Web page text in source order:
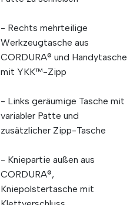
- Rechts mehrteilige
Werkzeugtasche aus
CORDURA® und Handytasche
mit YKK™-Zipp
- Links geräumige Tasche mit
variabler Patte und
zusätzlicher Zipp-Tasche
- Kniepartie außen aus
CORDURA®,
Kniepolstertasche mit